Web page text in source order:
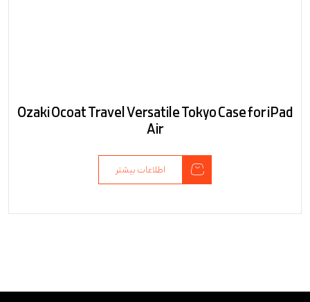
Ozaki Ocoat Travel Versatile Tokyo Case for iPad
Air
اطلاعات بیشتر